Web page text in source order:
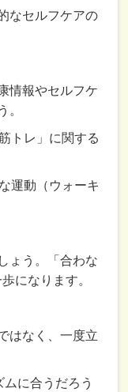
なセルフケアの
情報やセルフケ
。
トレ」に関する
運動（ウォーキ
ょう。「合わな
になります。
はなく、一度立
に合うだろう